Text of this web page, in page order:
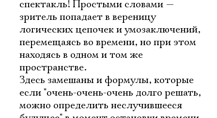
спектакль! Простыми словами —
зритель попадает в вереницу
логических цепочек и умозаключений,
перемещаясь во времени, но при этом
находясь в одном и том же
пространстве.
Здесь замешаны и формулы, которые
если "очень-очень-очень долго решать,
можно определить неслучившееся